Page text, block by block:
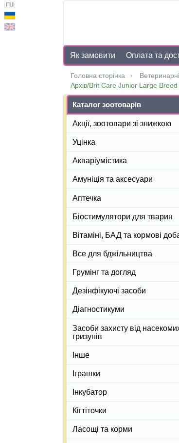
Як замовити Оплата та
Головна сторінка
Архів/Brit Care Junior Large Breed
Каталог зоотоварів
Акції, зоотовари зі знижкою
Уцінка
Акваріумістика
Амуніція та аксесуари
Аптечка
Біостимулятори для тварин
Вітаміні, БАД та кормові
Все для бджільництва
Грумінг та догляд
Дезінфікуючі засоби
Діагностикуми
Засоби захисту від
гризунів
Інше
Іграшки
Інкубатор
Кігтіточки
Ласощі та корми